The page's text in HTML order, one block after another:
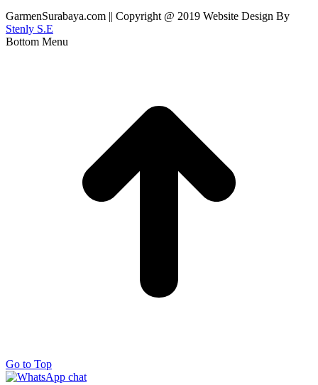
GarmenSurabaya.com || Copyright @ 2019 Website Design By
Stenly S.E
Bottom Menu
Go to Top